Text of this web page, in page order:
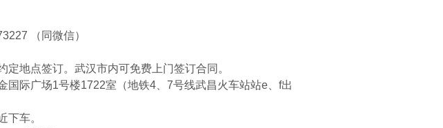
（同微信）
地点签订。武汉市内可免费上门签订合同。
国际广场1号楼1722室（地铁4、7号线武昌火车站站e、f出
下车。